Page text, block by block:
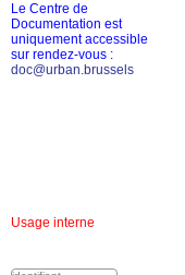
Le Centre de
Documentation est
uniquement accessible
sur rendez-vous :
doc@urban.brussels
Usage interne